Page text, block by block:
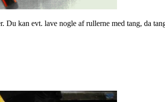
Du kan evt. lave nogle af rullerne med tang, da